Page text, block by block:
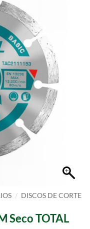
/ DISCOS DE CORTE
Seco TOTAL